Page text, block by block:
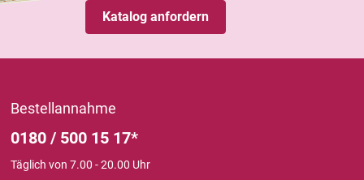
Katalog anfordern
Bestellannahme
0180 / 500 15 17*
Täglich von 7.00 - 20.00 Uhr